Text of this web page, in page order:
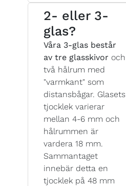
2- eller 3-
glas?
Våra 3-glas består
av tre glasskivor och
två hålrum med
"varmkant" som
distansbågar. Glasets
tjocklek varierar
mellan 4-6 mm och
hålrummen är
vardera 18 mm.
Sammantaget
innebär detta en
tjocklek på 48 mm